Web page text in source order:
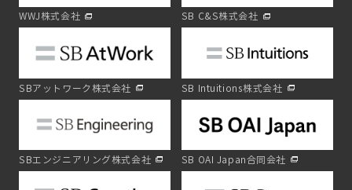
WWJ株式会社 SB C&S株式会社
SBアットワーク株式会社 SB Intuitions株式会社
SBエンジニアリング株式会社 SB OAI Japan合同会社